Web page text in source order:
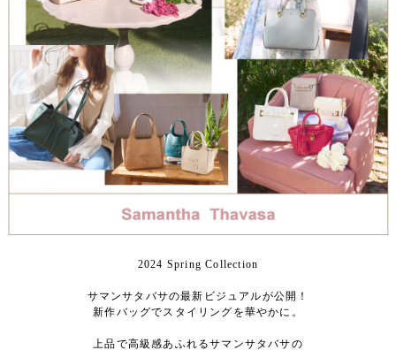
2024 Spring Collection
サマンサタバサの最新ビジュアルが公開！
新作バッグでスタイリングを華やかに。
上品で高級感あふれるサマンサタバサの